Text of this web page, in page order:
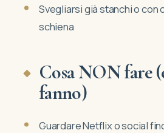
Svegliarsi già stanchi o con
schiena
Cosa NON fare
fanno)
Guardare Netflix o social